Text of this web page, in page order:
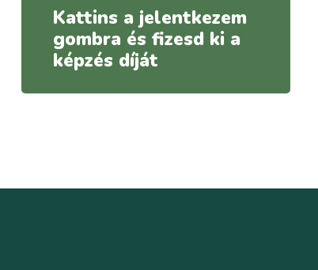
Kattins a jelentkezem
gombra és fizesd ki a
képzés díját